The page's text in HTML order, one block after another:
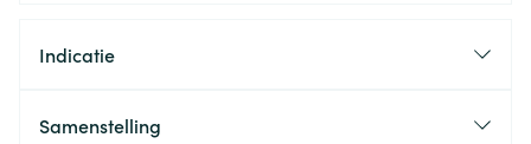
Indicatie
Samenstelling